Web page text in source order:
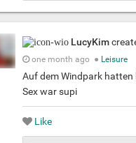
LucyKim
one month ago ● Leisure
Auf dem Windpark hatten
Sex war supi
Like